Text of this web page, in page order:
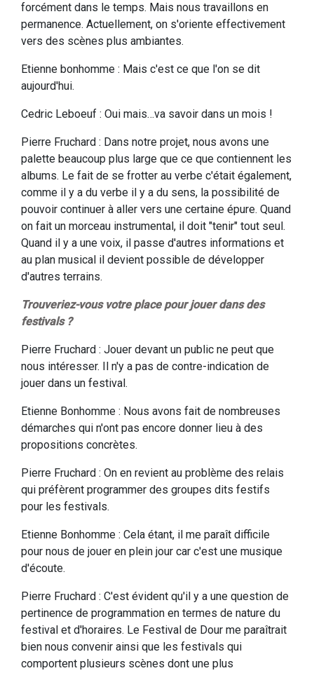
forcément dans le temps. Mais nous travaillons en
permanence. Actuellement, on s'oriente effectivement
vers des scènes plus ambiantes.
Etienne bonhomme : Mais c'est ce que l'on se dit
aujourd'hui.
Cedric Leboeuf : Oui mais…va savoir dans un mois !
Pierre Fruchard : Dans notre projet, nous avons une
palette beaucoup plus large que ce que contiennent les
albums. Le fait de se frotter au verbe c'était également,
comme il y a du verbe il y a du sens, la possibilité de
pouvoir continuer à aller vers une certaine épure. Quand
on fait un morceau instrumental, il doit "tenir" tout seul.
Quand il y a une voix, il passe d'autres informations et
au plan musical il devient possible de développer
d'autres terrains.
Trouveriez-vous votre place pour jouer dans des
festivals ?
Pierre Fruchard : Jouer devant un public ne peut que
nous intéresser. Il n'y a pas de contre-indication de
jouer dans un festival.
Etienne Bonhomme : Nous avons fait de nombreuses
démarches qui n'ont pas encore donner lieu à des
propositions concrètes.
Pierre Fruchard : On en revient au problème des relais
qui préfèrent programmer des groupes dits festifs
pour les festivals.
Etienne Bonhomme : Cela étant, il me paraît difficile
pour nous de jouer en plein jour car c'est une musique
d'écoute.
Pierre Fruchard : C'est évident qu'il y a une question de
pertinence de programmation en termes de nature du
festival et d'horaires. Le Festival de Dour me paraîtrait
bien nous convenir ainsi que les festivals qui
comportent plusieurs scènes dont une plus